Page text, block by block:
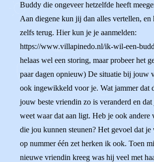
Buddy die ongeveer hetzelfde heeft
Aan diegene kun jij dan alles vertellen,
zelfs terug. Hier kun je je aanmelden:
https://www.villapinedo.nl/ik-wil-een-
helaas wel een storing, maar probeer het
paar dagen opnieuw) De situatie bij jouw
ook ingewikkeld voor je. Wat jammer dat
jouw beste vriendin zo is veranderd en dat
weet waar dat aan ligt. Heb je ook andere
die jou kunnen steunen? Het gevoel dat je
op nummer één zet herken ik ook. Toen
nieuwe vriendin kreeg was hij veel met